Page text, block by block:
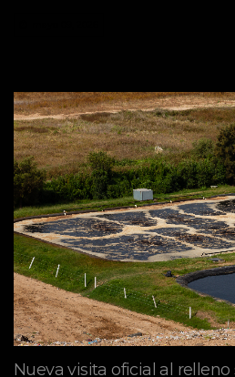
Nueva visita oficial al